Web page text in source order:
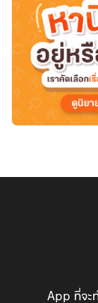
App ที่จะ